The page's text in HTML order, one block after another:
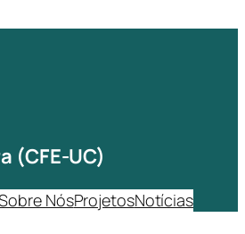
(CFE-UC)
NósProjetosNotícias